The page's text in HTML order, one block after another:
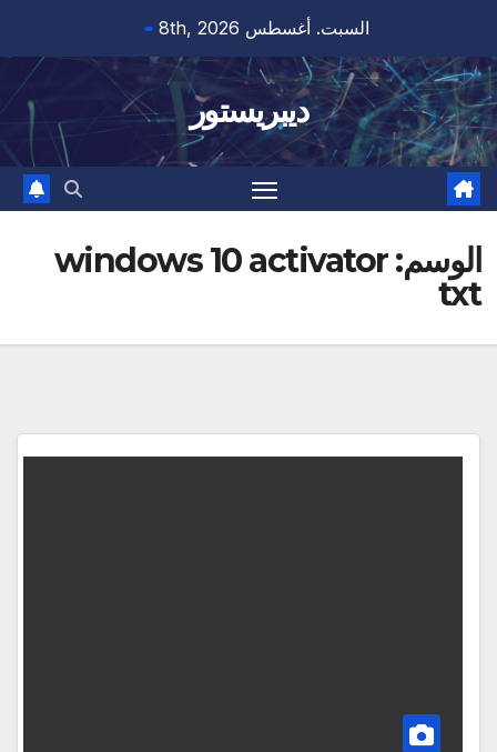
content
السبت. أغسطس 8th, 2026
ديبريستور
الوسم:windows 10 activator
txt